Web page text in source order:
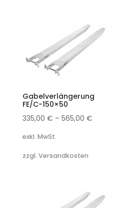
Gabelverlängerung
FE/C-150×50
335,00 € – 565,00 €
exkl. MwSt.
zzgl. Versandkosten